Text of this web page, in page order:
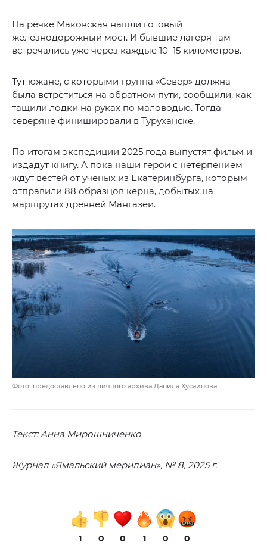
На речке Маковская нашли готовый
железнодорожный мост. И бывшие лагеря там
встречались уже через каждые 10–15 километров.
Тут южане, с которыми группа «Север» должна
была встретиться на обратном пути, сообщили, как
тащили лодки на руках по маловодью. Тогда
северяне финишировали в Туруханске.
По итогам экспедиции 2025 года выпустят фильм и
издадут книгу. А пока наши герои с нетерпением
ждут вестей от ученых из Екатеринбурга, которым
отправили 88 образцов керна, добытых на
маршрутах древней Мангазеи.
Фото: предоставлено из личного архива Данила Хусаинова
Текст: Анна Мирошниченко
Журнал «Ямальский меридиан», № 8, 2025 г.
1 0 0 1 0 0